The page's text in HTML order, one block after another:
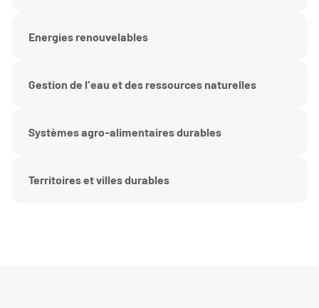
Energies renouvelables
Gestion de l'eau et des ressources naturelles
Systèmes agro-alimentaires durables
Territoires et villes durables